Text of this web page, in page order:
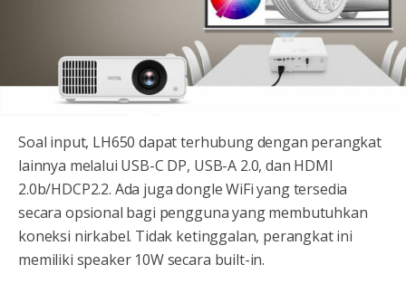
Soal input, LH650 dapat terhubung dengan perangkat
lainnya melalui USB-C DP, USB-A 2.0, dan HDMI
2.0b/HDCP2.2. Ada juga dongle WiFi yang tersedia
secara opsional bagi pengguna yang membutuhkan
koneksi nirkabel. Tidak ketinggalan, perangkat ini
memiliki speaker 10W secara built-in.